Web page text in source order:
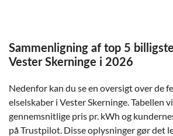
Sammenligning af top 5
Vester Skerninge i 2026
Nedenfor kan du se en oversigt over de
elselskaber i Vester Skerninge. Tabellen
gennemsnitlige pris pr. kWh og
på Trustpilot. Disse oplysninger gør det